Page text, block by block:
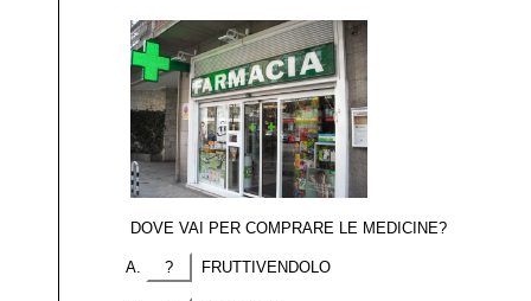
DOVE VAI PER COMPRARE LE MEDICINE?
? FRUTTIVENDOLO